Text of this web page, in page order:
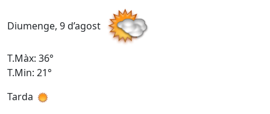
Diumenge, 9 d’agost
T.Màx: 36°
T.Min: 21°
Tarda